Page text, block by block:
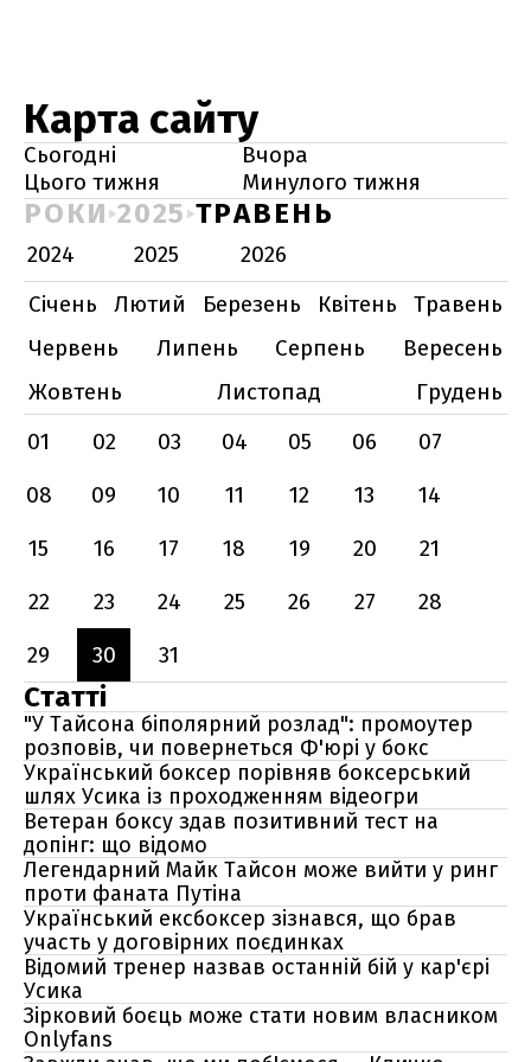
Карта сайту
Сьогодні
Вчора
Цього тижня
Минулого тижня
РОКИ 2025 ТРАВЕНЬ
2024 2025
2026
Січень
Лютий Березень Квітень
Травень
Червень
Липень Серпень
Вересень
Жовтень
Листопад
Грудень
01
02 03 04 05 06
07
08
09 10 11 12 13
14
15
16 17 18 19 20
21
22
23 24 25 26 27
28
29
30 31
Статті
"У Тайсона біполярний розлад": промоутер
розповів, чи повернеться Ф'юрі у бокс
Український боксер порівняв боксерський
шлях Усика із проходженням відеогри
Ветеран боксу здав позитивний тест на
допінг: що відомо
Легендарний Майк Тайсон може вийти у ринг
проти фаната Путіна
Український ексбоксер зізнався, що брав
участь у договірних поєдинках
Відомий тренер назвав останній бій у кар'єрі
Усика
Зірковий боєць може стати новим власником
Onlyfans